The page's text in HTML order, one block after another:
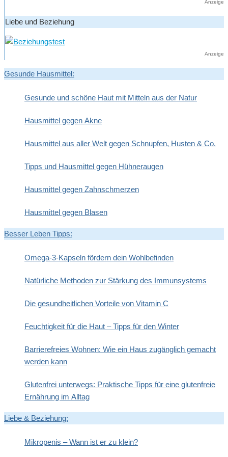
Anzeige
Liebe und Beziehung
Anzeige
Gesunde Hausmittel:
Gesunde und schöne Haut mit Mitteln aus der Natur
Hausmittel gegen Akne
Hausmittel aus aller Welt gegen Schnupfen, Husten & Co.
Tipps und Hausmittel gegen Hühneraugen
Hausmittel gegen Zahnschmerzen
Hausmittel gegen Blasen
Besser Leben Tipps:
Omega-3-Kapseln fördern dein Wohlbefinden
Natürliche Methoden zur Stärkung des Immunsystems
Die gesundheitlichen Vorteile von Vitamin C
Feuchtigkeit für die Haut – Tipps für den Winter
Barrierefreies Wohnen: Wie ein Haus zugänglich gemacht
werden kann
Glutenfrei unterwegs: Praktische Tipps für eine glutenfreie
Ernährung im Alltag
Liebe & Beziehung:
Mikropenis – Wann ist er zu klein?